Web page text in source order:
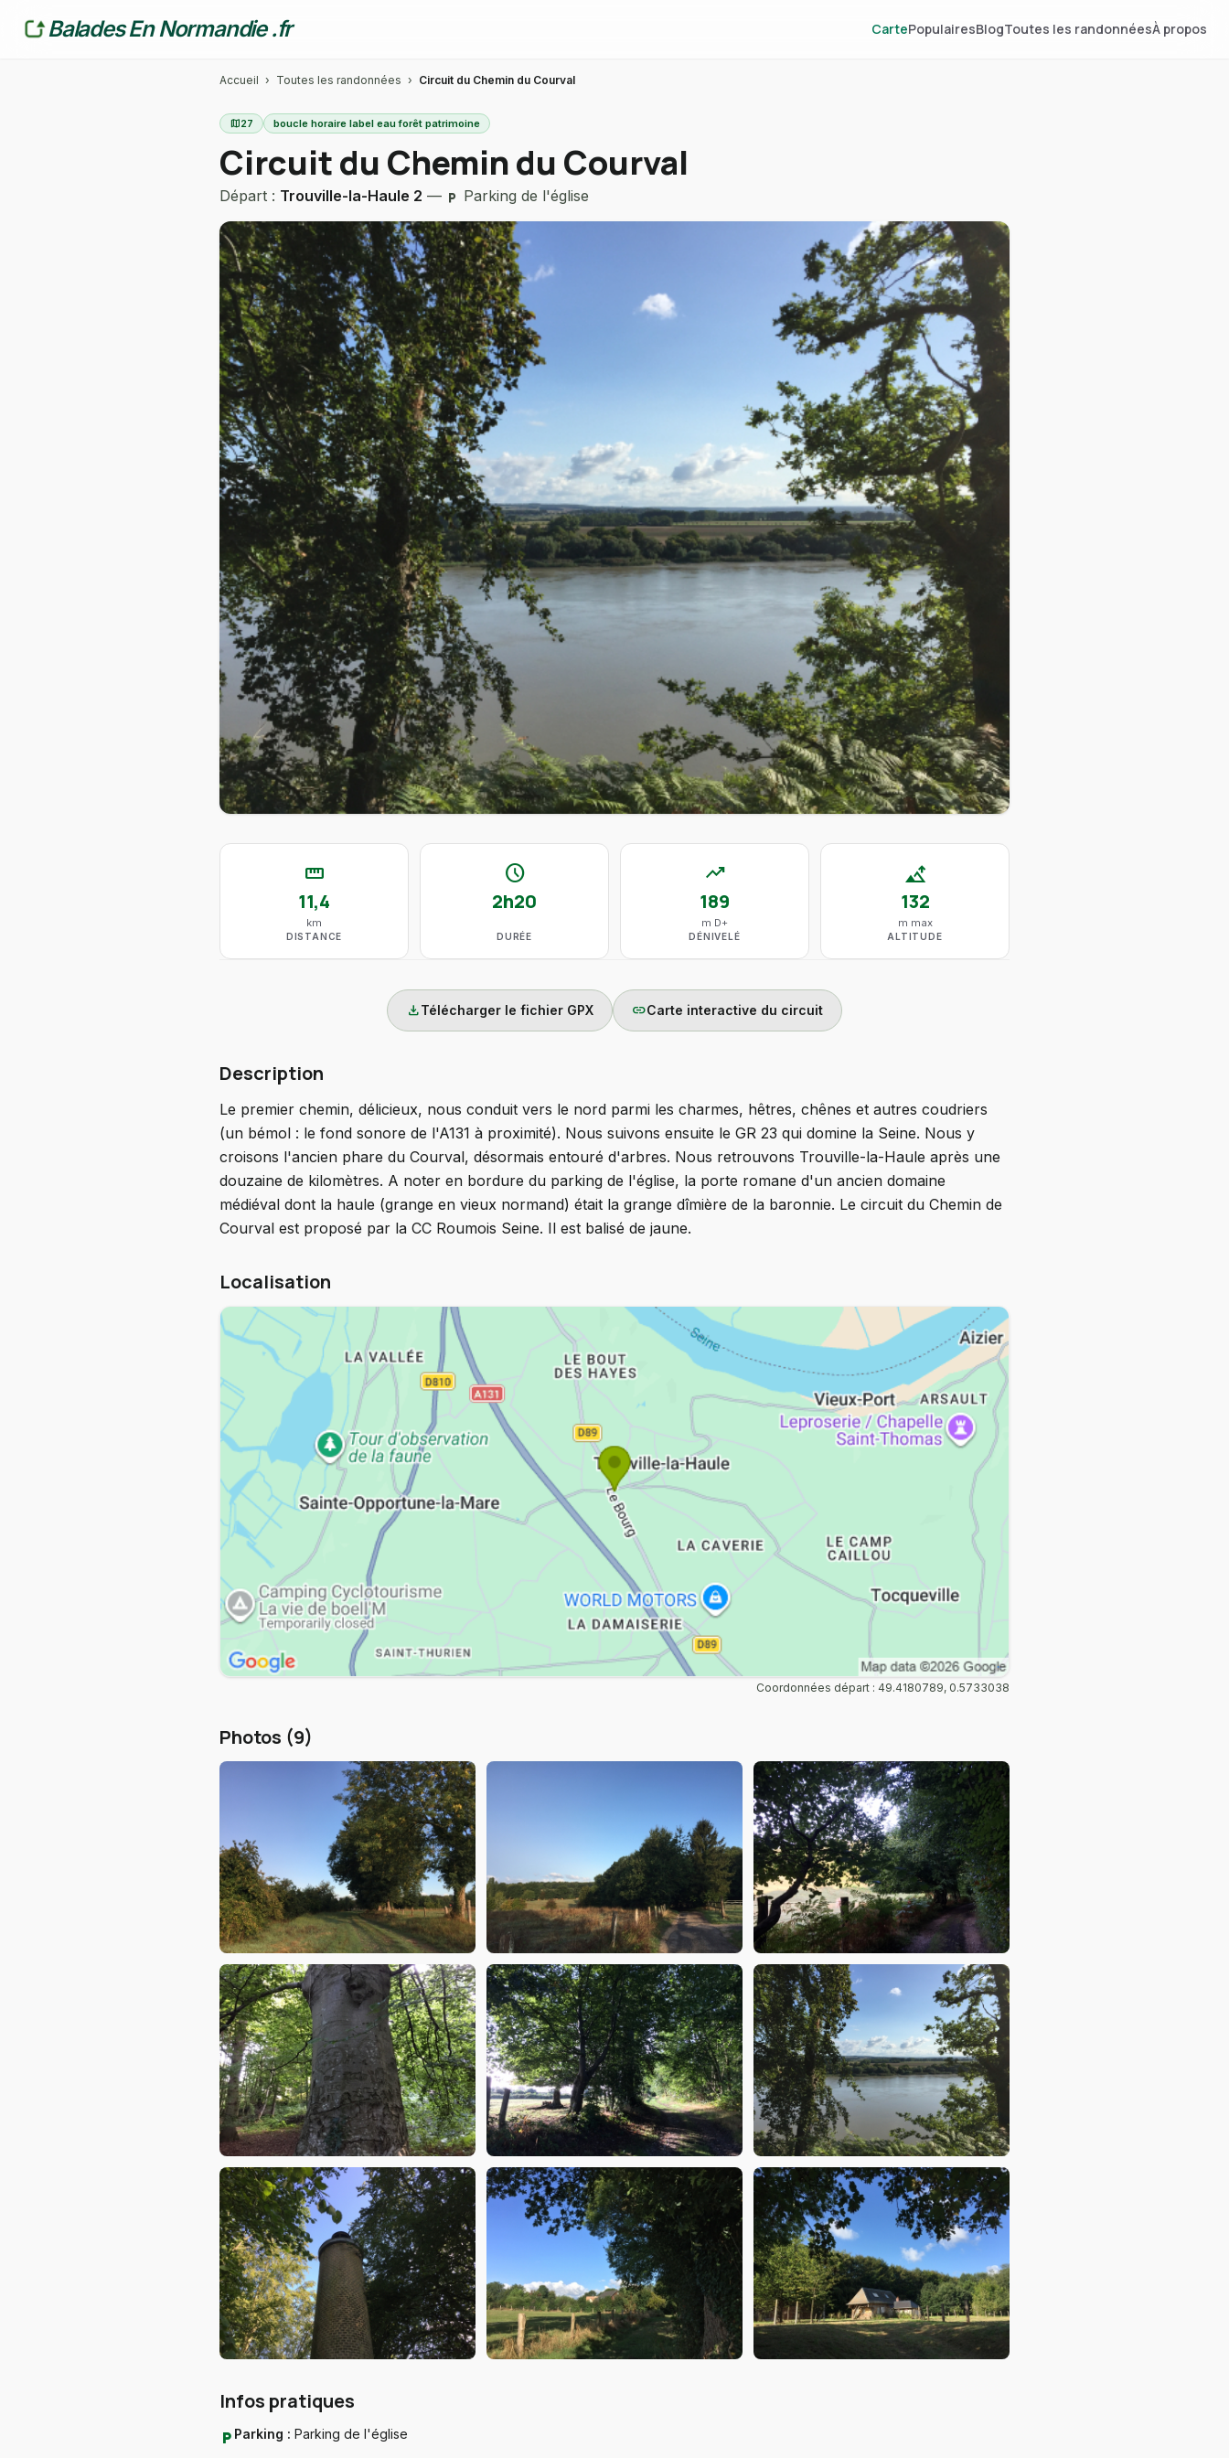
Balades En Normandie .fr CartePopulairesBlogToutes les randonnéesÀ propos
Accueil › Toutes les randonnées › Circuit du Chemin du Courval
map27 boucle horaire label eau forêt patrimoine
Circuit du Chemin du Courval
Départ : Trouville-la-Haule 2 — local_parking Parking de l'église
straighten
11,4
km
DISTANCE
schedule
2h20
DURÉE
trending_up
189
m D+
DÉNIVELÉ
altitude
132
m max
ALTITUDE
downloadTélécharger le fichier GPX linkCarte interactive du circuit
Description
Le premier chemin, délicieux, nous conduit vers le nord parmi les charmes, hêtres, chênes et autres coudriers
(un bémol : le fond sonore de l'A131 à proximité). Nous suivons ensuite le GR 23 qui domine la Seine. Nous y
croisons l'ancien phare du Courval, désormais entouré d'arbres. Nous retrouvons Trouville-la-Haule après une
douzaine de kilomètres. A noter en bordure du parking de l'église, la porte romane d'un ancien domaine
médiéval dont la haule (grange en vieux normand) était la grange dîmière de la baronnie. Le circuit du Chemin de
Courval est proposé par la CC Roumois Seine. Il est balisé de jaune.
Localisation
Coordonnées départ : 49.4180789, 0.5733038
Photos (9)
Infos pratiques
local_parking Parking : Parking de l'église